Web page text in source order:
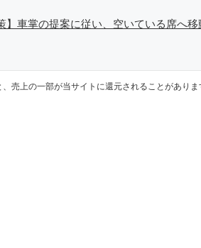
】車掌の提案に従い、空いている席へ移
売上の一部が当サイトに還元されることがありま